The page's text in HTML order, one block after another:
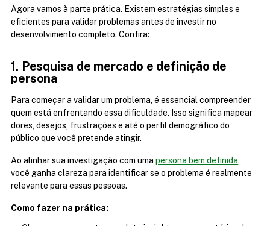
Agora vamos à parte prática. Existem estratégias simples e
eficientes para validar problemas antes de investir no
desenvolvimento completo. Confira:
1. Pesquisa de mercado e definição de
persona
Para começar a validar um problema, é essencial compreender
quem está enfrentando essa dificuldade. Isso significa mapear
dores, desejos, frustrações e até o perfil demográfico do
público que você pretende atingir.
Ao alinhar sua investigação com uma persona bem definida,
você ganha clareza para identificar se o problema é realmente
relevante para essas pessoas.
Como fazer na prática: